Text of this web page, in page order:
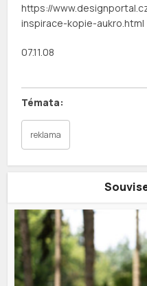
https://
inspirace-kopie-aukro.html
07.11.08
reklama